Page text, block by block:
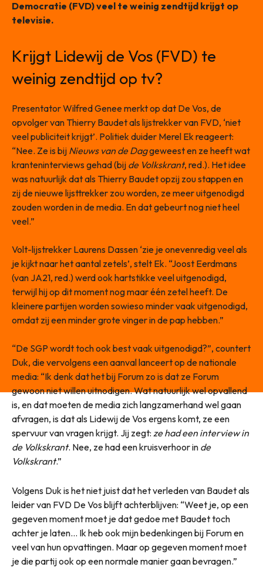
Democratie (FVD) veel te weinig zendtijd krijgt op
televisie.
Krijgt Lidewij de Vos (FVD) te
weinig zendtijd op tv?
Presentator Wilfred Genee merkt op dat De Vos, de
opvolger van Thierry Baudet als lijstrekker van FVD, ‘niet
veel publiciteit krijgt’. Politiek duider Merel Ek reageert:
“Nee. Ze is bij Nieuws van de Daggeweest en ze heeft wat
kranteninterviews gehad (bij de Volkskrant, red.). Het idee
was natuurlijk dat als Thierry Baudet opzij zou stappen en
zij de nieuwe lijsttrekker zou worden, ze meer uitgenodigd
zouden worden in de media. En dat gebeurt nog niet heel
veel.”
Volt-lijstrekker Laurens Dassen ‘zie je onevenredig veel als
je kijkt naar het aantal zetels’, stelt Ek. “Joost Eerdmans
(van JA21, red.) werd ook hartstikke veel uitgenodigd,
terwijl hij op dit moment nog maar één zetel heeft. De
kleinere partijen worden sowieso minder vaak uitgenodigd,
omdat zij een minder grote vinger in de pap hebben.”
“De SGP wordt toch ook best vaak uitgenodigd?”, countert
Duk, die vervolgens een aanval lanceert op de nationale
media: “Ik denk dat het bij Forum zo is dat ze Forum
gewoon niet willen uitnodigen. Wat natuurlijk wel opvallend
is, en dat moeten de media zich langzamerhand wel gaan
afvragen, is dat als Lidewij de Vos ergens komt, ze een
spervuur van vragen krijgt. Jij zegt: ze had een interview in
de Volkskrant. Nee, ze had een kruisverhoor in de
Volkskrant.”
Volgens Duk is het niet juist dat het verleden van Baudet als
leider van FVD De Vos blijft achterblijven: “Weet je, op een
gegeven moment moet je dat gedoe met Baudet toch
achter je laten… Ik heb ook mijn bedenkingen bij Forum en
veel van hun opvattingen. Maar op gegeven moment moet
je die partij ook op een normale manier gaan bevragen.”